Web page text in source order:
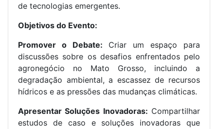
de tecnologias emergentes.
Objetivos do Evento:
Promover o Debate: Criar um espaço para
discussões sobre os desafios enfrentados pelo
agronegócio no Mato Grosso, incluindo a
degradação ambiental, a escassez de recursos
hídricos e as pressões das mudanças climáticas.
Apresentar Soluções Inovadoras: Compartilhar
estudos de caso e soluções inovadoras que